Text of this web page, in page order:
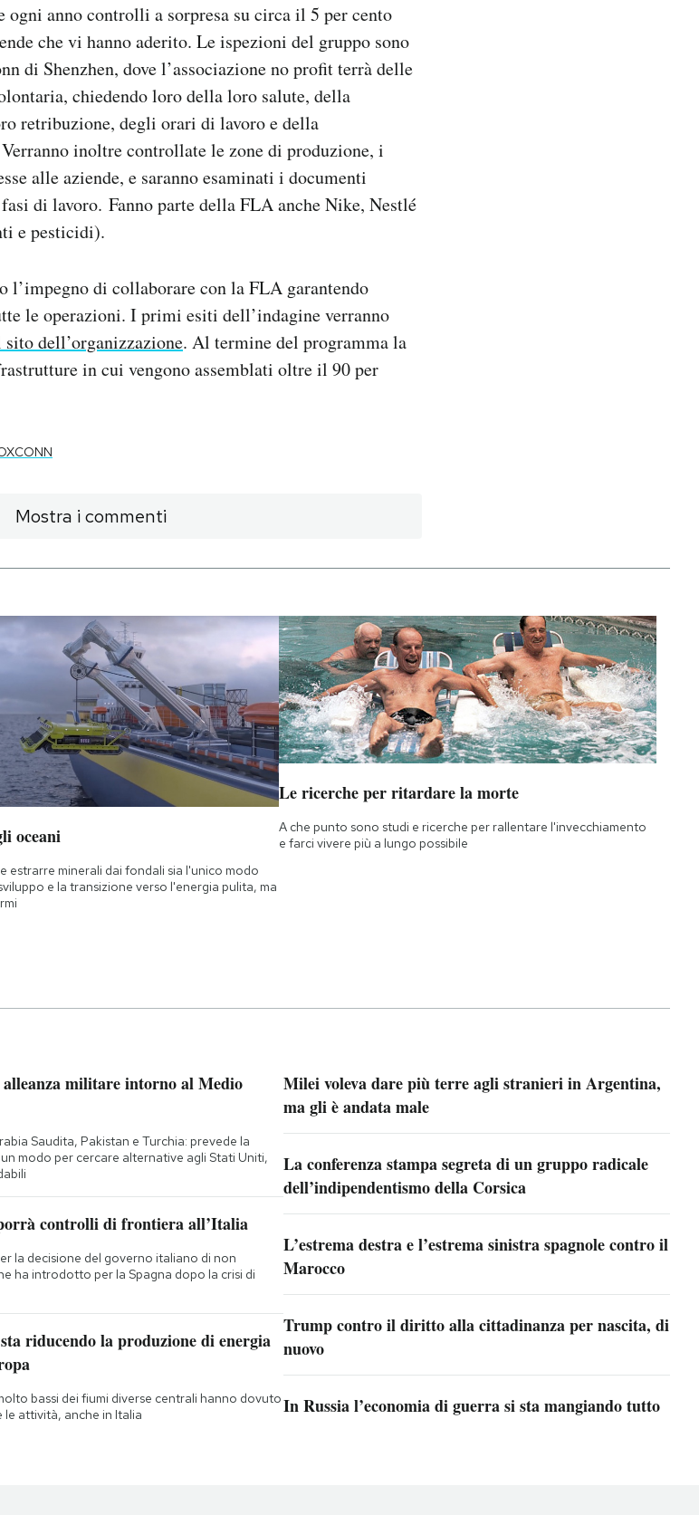
ogni anno controlli a sorpresa su circa il 5 per cento
che vi hanno aderito. Le ispezioni del gruppo sono
di Shenzhen, dove l’associazione no profit terrà delle
chiedendo loro della loro salute, della
retribuzione, degli orari di lavoro e della
inoltre controllate le zone di produzione, i
alle aziende, e saranno esaminati i documenti
di lavoro. Fanno parte della FLA anche Nike, Nestlé
e pesticidi).
di collaborare con la FLA garantendo
le operazioni. I primi esiti dell’indagine verranno
sito dell’organizzazione. Al termine del programma la
in cui vengono assemblati oltre il 90 per
Mostra i commenti
oceani
estrarre minerali dai fondali sia l'unico modo
e la transizione verso l'energia pulita, ma
Le ricerche per ritardare la morte
A che punto sono studi e ricerche per rallentare l'invecchiamento
e farci vivere più a lungo possibile
alleanza militare intorno al Medio
Saudita, Pakistan e Turchia: prevede la
modo per cercare alternative agli Stati Uniti,
controlli di frontiera all’Italia
la decisione del governo italiano di non
ha introdotto per la Spagna dopo la crisi di
riducendo la produzione di energia
bassi dei fiumi diverse centrali hanno dovuto
le attività, anche in Italia
Milei voleva dare più terre agli stranieri in Argentina,
ma gli è andata male
La conferenza stampa segreta di un gruppo radicale
dell’indipendentismo della Corsica
L’estrema destra e l’estrema sinistra spagnole contro il
Marocco
Trump contro il diritto alla cittadinanza per nascita, di
nuovo
In Russia l’economia di guerra si sta mangiando tutto